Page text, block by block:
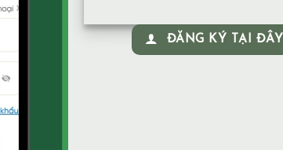
ĐĂNG KÝ TẠI ĐÂY